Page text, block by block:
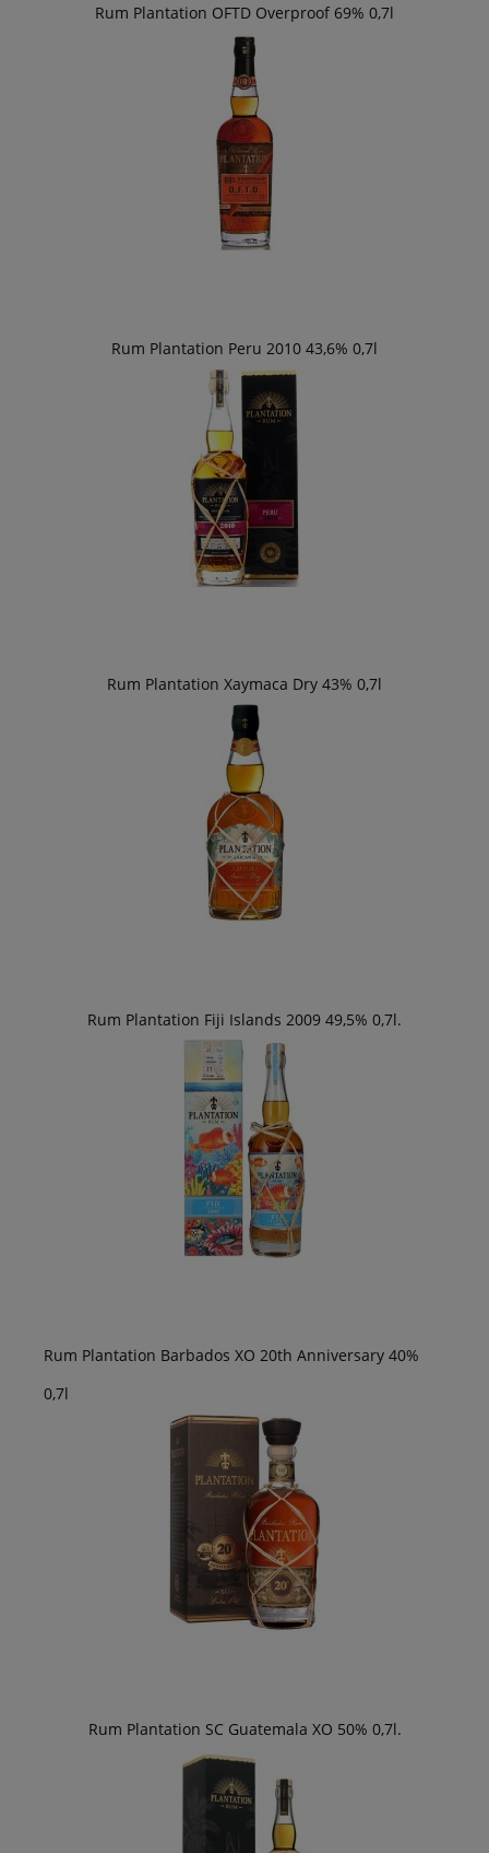
Rum Plantation OFTD Overproof 69% 0,7l
Rum Plantation Peru 2010 43,6% 0,7l
Rum Plantation Xaymaca Dry 43% 0,7l
Rum Plantation Fiji Islands 2009 49,5% 0,7l.
Rum Plantation Barbados XO 20th Anniversary 40%
0,7l
Rum Plantation SC Guatemala XO 50% 0,7l.